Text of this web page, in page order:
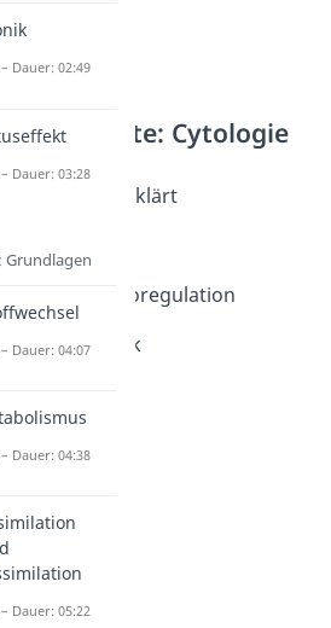
Inhalte: Cytologie
einfach erklärt
05:14
und Osmoregulation
04:13
Druck
06:36
04:28
04:57
Dauer: 02:49
Dauer: 03:28
Grundlagen
Dauer: 04:07
Dauer: 04:38
Dauer: 05:22